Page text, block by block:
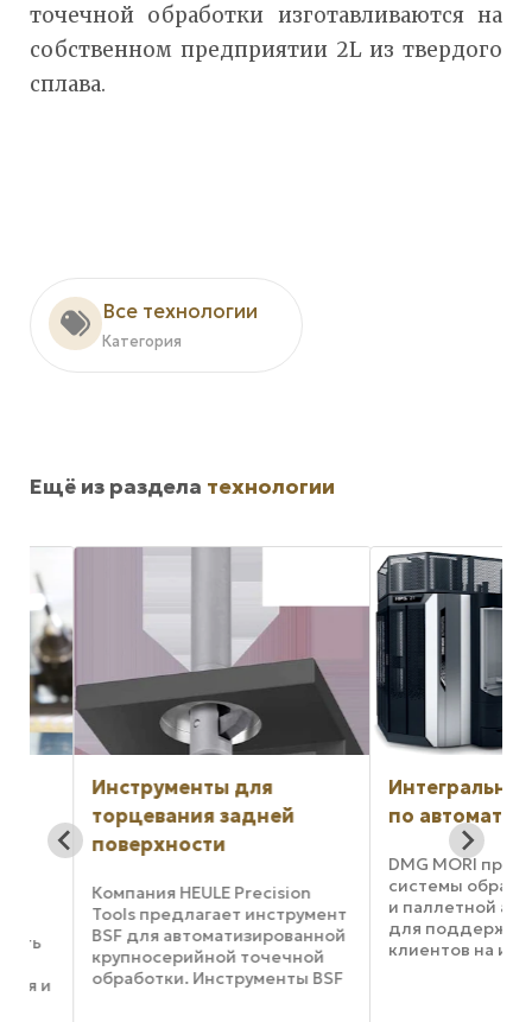
точечной обработки изготавливаются на
собственном предприятии 2L из твердого
сплава.
Все технологии
Категория
Ещё из раздела технологии
Инструменты для
торцевания задней
поверхности
Компания HEULE Precision
Tools предлагает инструмент
BSF для автоматизированной
крупносерийной точечной
обработки. Инструменты BSF
Интегральные
по
DMG MORI
системы обработки
и паллетной
для поддержки
клиентов на их пути